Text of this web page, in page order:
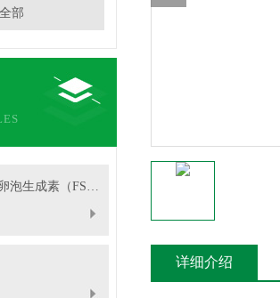
部
信帆生物供应：促卵泡生成素（FSH）
详细介绍